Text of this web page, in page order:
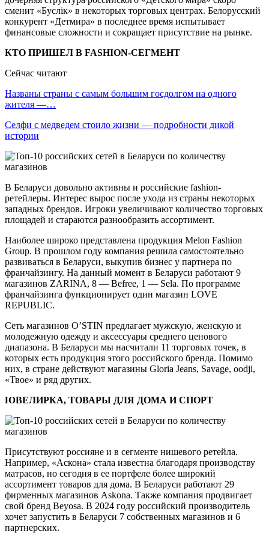
сменит «Буслiк» в некоторых торговых центрах. Белорусский
конкурент «Детмира» в последнее время испытывает
финансовые сложности и сокращает присутствие на рынке.
КТО ПРИШЕЛ В FASHION-СЕГМЕНТ
Сейчас читают
Названы страны с самым большим госдолгом на одного
жителя —…
Селфи с медведем стоило жизни — подробности дикой
истории
В Беларуси довольно активны и российские fashion-
ретейлеры. Интерес вырос после ухода из страны некоторых
западных брендов. Игроки увеличивают количество торговых
площадей и стараются разнообразить ассортимент.
Наиболее широко представлена продукция Melon Fashion
Group. В прошлом году компания решила самостоятельно
развиваться в Беларуси, выкупив бизнес у партнера по
франчайзингу. На данный момент в Беларуси работают 9
магазинов ZARINA, 8 — Befree, 1 — Sela. По программе
франчайзинга функционирует один магазин LOVE
REPUBLIC.
Сеть магазинов O’STIN предлагает мужскую, женскую и
молодежную одежду и аксессуары среднего ценового
диапазона. В Беларуси мы насчитали 11 торговых точек, в
которых есть продукция этого российского бренда. Помимо
них, в стране действуют магазины Gloria Jeans, Savage, oodji,
«Твое» и ряд других.
ЮВЕЛИРКА, ТОВАРЫ ДЛЯ ДОМА И СПОРТ
Присутствуют россияне и в сегменте нишевого ретейла.
Например, «Аскона» стала известна благодаря производству
матрасов, но сегодня в ее портфеле более широкий
ассортимент товаров для дома. В Беларуси работают 29
фирменных магазинов Askona. Также компания продвигает
свой бренд Beyosa. В 2024 году российский производитель
хочет запустить в Беларуси 7 собственных магазинов и 6
партнерских.